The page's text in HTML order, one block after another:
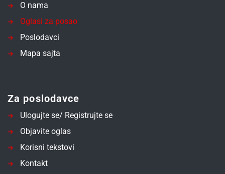
O nama
Oglasi za posao
Poslodavci
Mapa sajta
Za poslodavce
Ulogujte se/ Registrujte se
Objavite oglas
Korisni tekstovi
Kontakt